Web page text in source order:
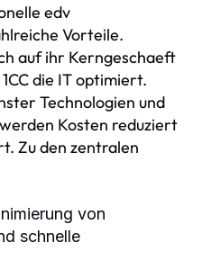
edv
Vorteile.
auf ihr Kerngeschaeft
die IT optimiert.
Technologien und
Kosten reduziert
Zu den zentralen
von
schnelle